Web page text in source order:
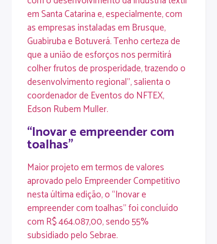
em Santa Catarina e, especialmente, com
as empresas instaladas em Brusque,
Guabiruba e Botuverá. Tenho certeza de
que a união de esforços nos permitirá
colher frutos de prosperidade, trazendo o
desenvolvimento regional”, salienta o
coordenador de Eventos do NFTEX,
Edson Rubem Muller.
“Inovar e empreender com
toalhas”
Maior projeto em termos de valores
aprovado pelo Empreender Competitivo
nesta última edição, o “Inovar e
empreender com toalhas” foi concluído
com R$ 464.087,00, sendo 55%
subsidiado pelo Sebrae.